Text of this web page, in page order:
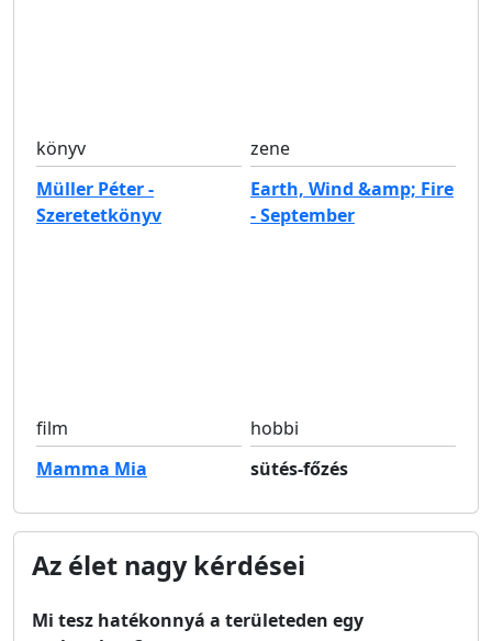
könyv
Müller Péter -
Szeretetkönyv
zene
Earth, Wind &amp; Fire
- September
film
Mamma Mia
hobbi
sütés-főzés
Az élet nagy kérdései
Mi tesz hatékonnyá a területeden egy